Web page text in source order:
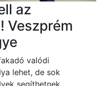
az
Veszprém
valódi
lehet, de sok
segíthetnek